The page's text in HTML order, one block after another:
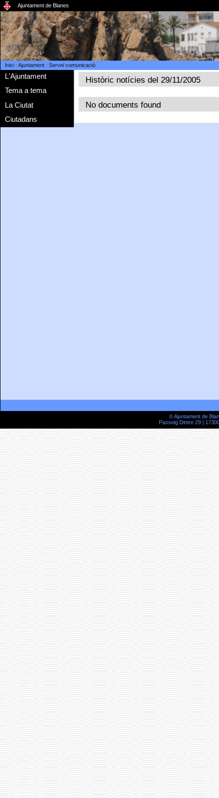
Ajuntament de Blanes
Inici: Ajuntament: Servei comunicació
L'Ajuntament
Tema a tema
La Ciutat
Ciutadans
Històric notícies del 29/11/2005
No documents found
© Ajuntament de
Passeig Dintre 29 |